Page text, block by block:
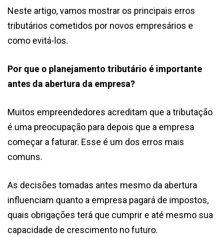
Neste artigo, vamos mostrar os principais erros
tributários cometidos por novos empresários e
como evitá-los.
Por que o planejamento tributário é importante
antes da abertura da empresa?
Muitos empreendedores acreditam que a tributação
é uma preocupação para depois que a empresa
começar a faturar. Esse é um dos erros mais
comuns.
As decisões tomadas antes mesmo da abertura
influenciam quanto a empresa pagará de impostos,
quais obrigações terá que cumprir e até mesmo sua
capacidade de crescimento no futuro.